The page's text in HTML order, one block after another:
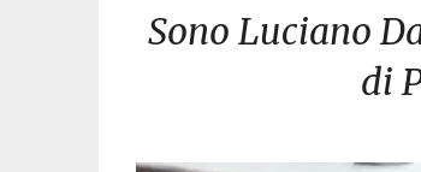
Sono Luciano
di